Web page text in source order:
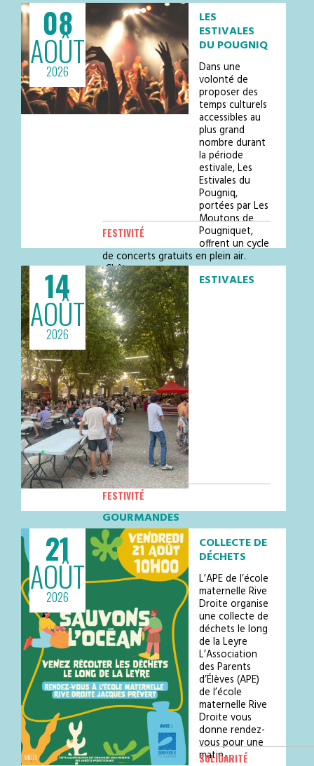
08
AOÛT
2026
LES
ESTIVALES
DU POUGNIQ
Dans une
volonté de
proposer des
temps culturels
accessibles au
plus grand
nombre durant
la période
estivale, Les
Estivales du
Pougniq,
portées par Les
Moutons de
Pougniquet,
offrent un cycle
de concerts gratuits en plein air.
Châte…
FESTIVITÉ
14
AOÛT
2026
ESTIVALES
GOURMANDES
Les Estivales Gourmandes – Vendredi
14 août ! Place du Champ de
Foire Dès 19hVenez profiter d’une
belle soirée estivale dans une
ambiance chaleureuse et conviviale
avec de nombreux food trucks, de la
restauration sur place et u…
FESTIVITÉ
21
AOÛT
2026
COLLECTE DE
DÉCHETS
L’APE de l’école
maternelle Rive
Droite organise
une collecte de
déchets le long
de la Leyre
L’Association
des Parents
d’Élèves (APE)
de l’école
maternelle Rive
Droite vous
donne rendez-
vous pour une
matin…
SOLIDARITÉ